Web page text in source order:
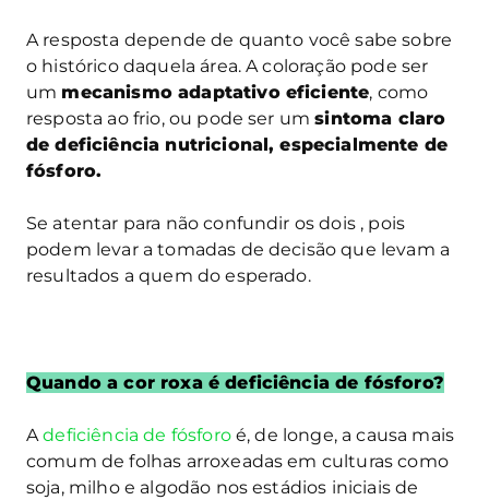
A resposta depende de quanto você sabe sobre
o histórico daquela área. A coloração pode ser
um mecanismo adaptativo eficiente, como
resposta ao frio, ou pode ser umsintoma claro
de deficiência nutricional, especialmente de
fósforo.
Se atentar para não confundir os dois , pois
podem levar a tomadas de decisão que levam a
resultados a quem do esperado.
Quando a cor roxa é deficiência de fósforo?
Adeficiência de fósforoé, de longe, a causa mais
comum de folhas arroxeadas em culturas como
soja, milho e algodão nos estádios iniciais de